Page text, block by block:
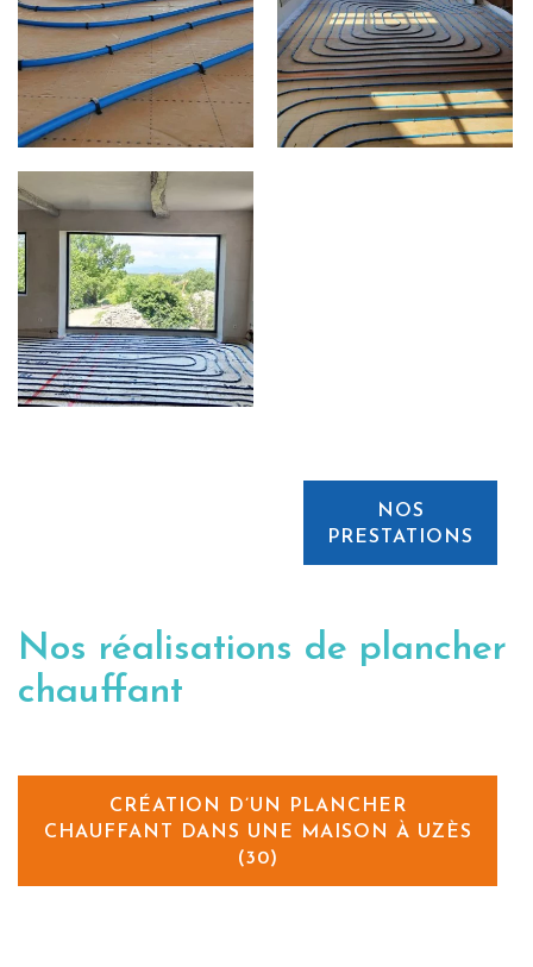
NOS
PRESTATIONS
Nos réalisations de plancher
chauffant
CRÉATION D’UN PLANCHER
CHAUFFANT DANS UNE MAISON À UZÈS
(30)